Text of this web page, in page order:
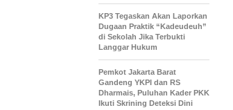
KP3 Tegaskan Akan Laporkan
Dugaan Praktik “Kadeudeuh”
di Sekolah Jika Terbukti
Langgar Hukum
Pemkot Jakarta Barat
Gandeng YKPI dan RS
Dharmais, Puluhan Kader PKK
Ikuti Skrining Deteksi Dini